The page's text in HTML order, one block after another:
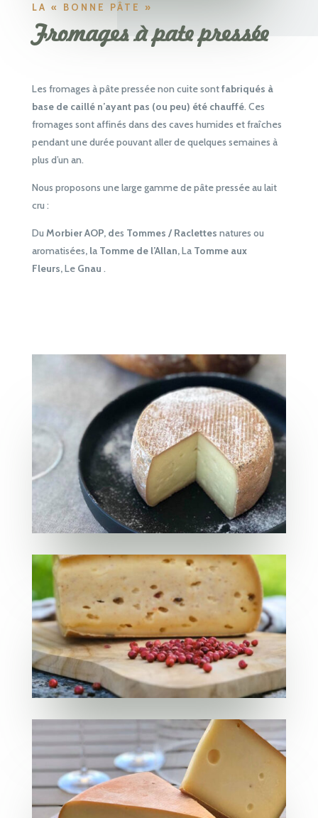
LA « BONNE PÂTE »
Fromages à pate pressée
Les fromages à pâte pressée non cuite sontfabriqués à
base de caillé n’ayant pas (ou peu) été chauffé. Ces
fromages sont affinés dans des caves humides et fraîches
pendant une durée pouvant aller de quelques semaines à
plus d’un an.
Nous proposons une large gamme de pâte pressée au lait
cru :
Du Morbier AOP, des Tommes / Raclettes natures ou
aromatisées, la Tomme de l’Allan,La Tomme aux
Fleurs,Le Gnau .